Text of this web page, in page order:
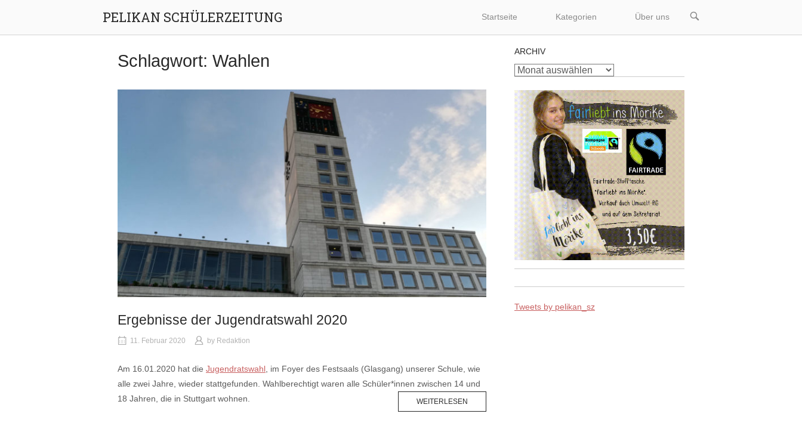
content
PELIKAN SCHÜLERZEITUNG Startseite Kategorien Über uns
OPEN
SEARCH
Schlagwort: Wahlen
Ergebnisse der Jugendratswahl 2020
11. Februar 2020 by Redaktion
Am 16.01.2020 hat die Jugendratswahl , im Foyer des Festsaals (Glasgang) unserer Schule, wie
alle zwei Jahre, wieder stattgefunden. Wahlberechtigt waren alle Schüler*innen zwischen 14 und
18 Jahren, die in Stuttgart wohnen.
WEITERLESEN
ARCHIV
Archiv
Tweets by pelikan_sz